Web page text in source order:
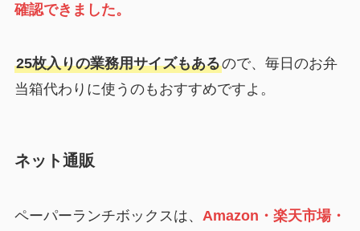
確認できました。
25枚入りの業務用サイズもあるので、毎日のお弁
当箱代わりに使うのもおすすめですよ。
ネット通販
ペーパーランチボックスは、 Amazon・楽天市場・